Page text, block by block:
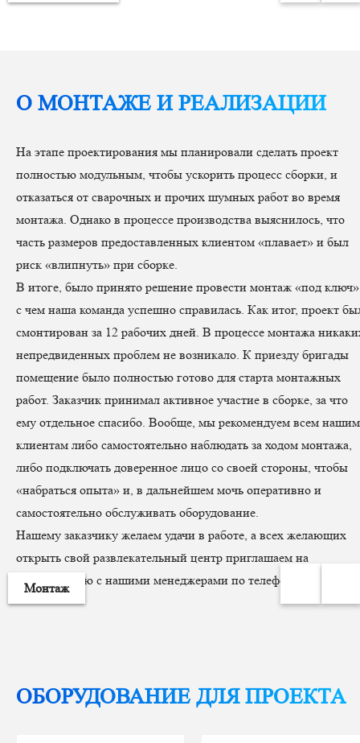
О МОНТАЖЕ И РЕАЛИЗАЦИИ
На этапе проектирования мы планировали сделать проект
полностью модульным, чтобы ускорить процесс сборки, и
отказаться от сварочных и прочих шумных работ во время
монтажа. Однако в процессе производства выяснилось, что
часть размеров предоставленных клиентом «плавает» и был
риск «влипнуть» при сборке.
В итоге, было принято решение провести монтаж «под
с чем наша команда успешно справилась. Как итог, проект
смонтирован за 12 рабочих дней. В процессе монтажа
непредвиденных проблем не возникало. К приезду бригады
помещение было полностью готово для старта монтажных
работ. Заказчик принимал активное участие в сборке, за что
ему отдельное спасибо. Вообще, мы рекомендуем всем нашим
клиентам либо самостоятельно наблюдать за ходом монтажа,
либо подключать доверенное лицо со своей стороны, чтобы
«набраться опыта» и, в дальнейшем мочь оперативно и
самостоятельно обслуживать оборудование.
Нашему заказчику желаем удачи в работе, а всех желающих
открыть свой развлекательный центр приглашаем на
консультацию с нашими менеджерами по телефону!))
Монтаж
ОБОРУДОВАНИЕ ДЛЯ ПРОЕКТА